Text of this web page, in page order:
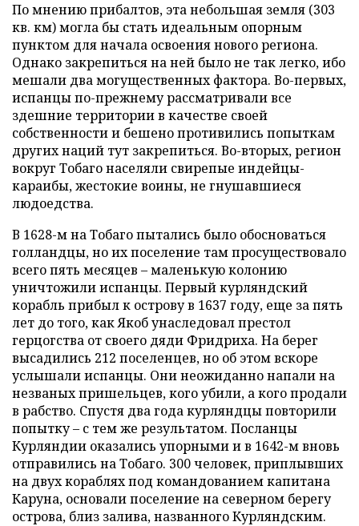
По мнению прибалтов, эта небольшая земля (303
кв. км) могла бы стать идеальным опорным
пунктом для начала освоения нового региона.
Однако закрепиться на ней было не так легко, ибо
мешали два могущественных фактора. Во-первых,
испанцы по-прежнему рассматривали все
здешние территории в качестве своей
собственности и бешено противились попыткам
других наций тут закрепиться. Во-вторых, регион
вокруг Тобаго населяли свирепые индейцы-
караибы, жестокие воины, не гнушавшиеся
людоедства.
В 1628-м на Тобаго пытались было обосноваться
голландцы, но их поселение там просуществовало
всего пять месяцев – маленькую колонию
уничтожили испанцы. Первый курляндский
корабль прибыл к острову в 1637 году, еще за пять
лет до того, как Якоб унаследовал престол
герцогства от своего дяди Фридриха. На берег
высадились 212 поселенцев, но об этом вскоре
услышали испанцы. Они неожиданно напали на
незваных пришельцев, кого убили, а кого продали
в рабство. Спустя два года курляндцы повторили
попытку – с тем же результатом. Посланцы
Курляндии оказались упорными и в 1642-м вновь
отправились на Тобаго. 300 человек, приплывших
на двух кораблях под командованием капитана
Каруна, основали поселение на северном берегу
острова, близ залива, названного Курляндским.